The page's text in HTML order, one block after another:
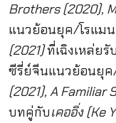
Brothers (2020),
แนวย้อนยุค/โรแม
(2021)ที่เฉิงเหล่ย
ซีรี่ย์จีนแนวย้อนยุค
(2021), A
บทคู่กับเคออิ่ง (Ke